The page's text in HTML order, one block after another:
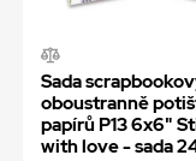
Sada
oboustranně
papírů P13 6x6"
with love - sada